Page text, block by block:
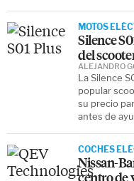
MOTOS
Silence
del
La Silence
popular
su precio
antes de
ALEJANDRO
COCHES
Nissan-
centro de